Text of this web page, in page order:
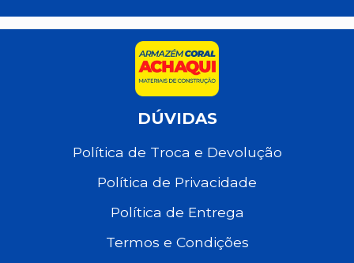
DÚVIDAS
Política de Troca e Devolução
Política de Privacidade
Política de Entrega
Termos e Condições